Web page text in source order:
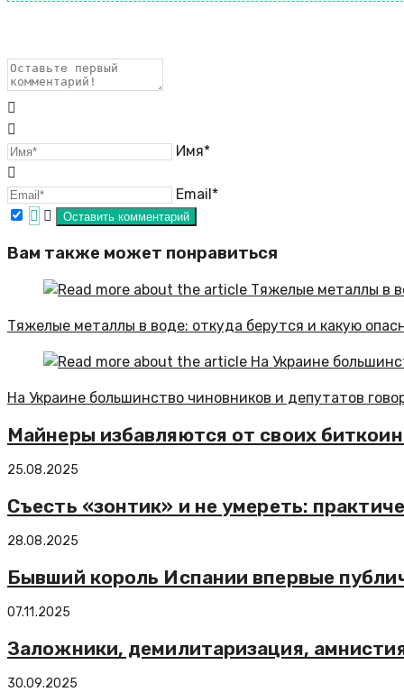
Имя*
Email*
Вам также может понравиться
Тяжелые металлы в воде: откуда берутся и какую
На Украине большинство чиновников и депутатов
Майнеры избавляются от своих
25.08.2025
Съесть «зонтик» и не умереть:
28.08.2025
Бывший король Испании впервые
07.11.2025
Заложники, демилитаризация,
30.09.2025